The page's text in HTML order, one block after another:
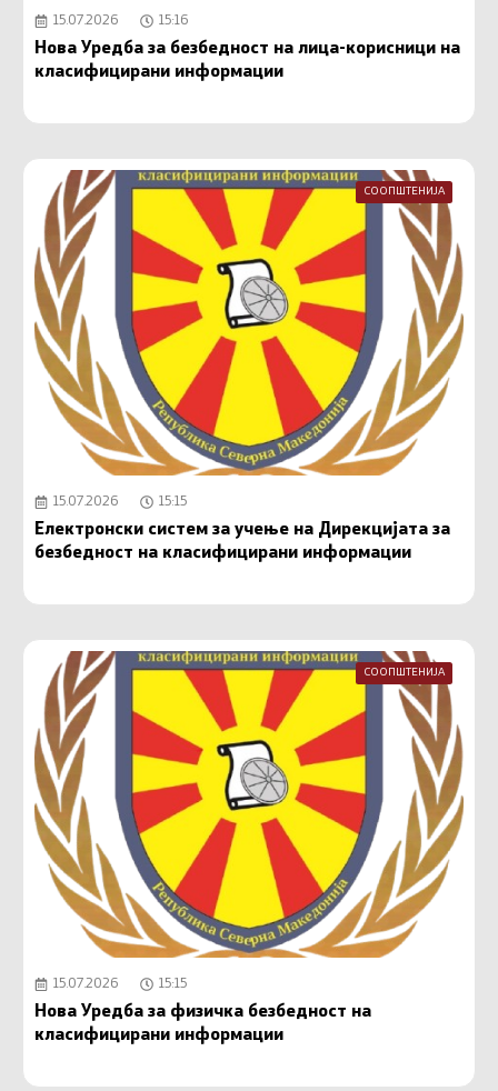
15.07.2026 15:16
Нова Уредба за безбедност на лица-корисници на
класифицирани информации
СООПШТЕНИЈА
15.07.2026 15:15
Електронски систем за учење на Дирекцијата за
безбедност на класифицирани информации
СООПШТЕНИЈА
15.07.2026 15:15
Нова Уредба за физичка безбедност на
класифицирани информации